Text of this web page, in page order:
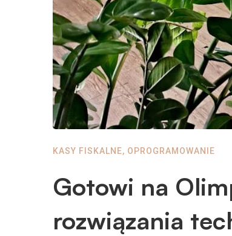
KASY FISKALNE, OPROGRAMOWANIE
Gotowi na
rozwiązania